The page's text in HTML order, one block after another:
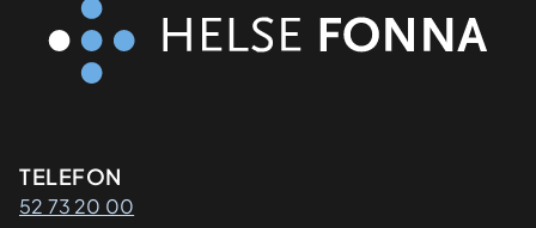
Kontaktinformasjon
TELEFON
52 73 20 00